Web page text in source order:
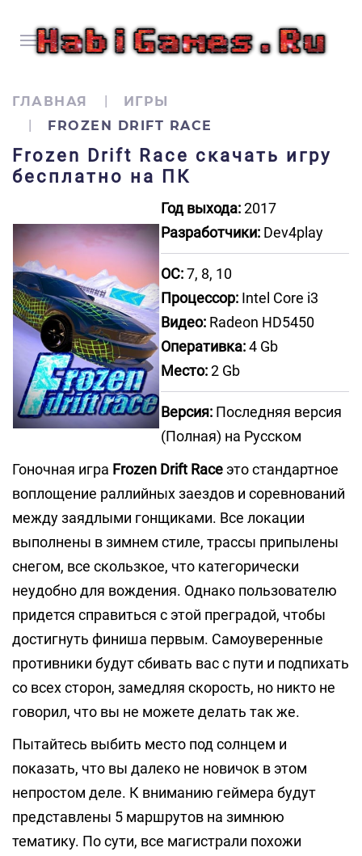
ГЛАВНАЯ
ИГРЫ
FROZEN DRIFT RACE
Frozen Drift Race скачать игру
бесплатно на ПК
Год выхода:2017
Разработчики: Dev4play
ОС:7, 8, 10
Процессор: Intel Core i3
Видео: Radeon HD5450
Оперативка:4 Gb
Место:2 Gb
Версия: Последняя версия
(Полная) на Русском
Гоночная игра Frozen Drift Race это стандартное
воплощение раллийных заездов и соревнований
между заядлыми гонщиками. Все локации
выполнены в зимнем стиле, трассы припылены
снегом, все скользкое, что категорически
неудобно для вождения. Однако пользователю
придется справиться с этой преградой, чтобы
достигнуть финиша первым. Самоуверенные
противники будут сбивать вас с пути и подпихать
со всех сторон, замедляя скорость, но никто не
говорил, что вы не можете делать так же.
Пытайтесь выбить место под солнцем и
показать, что вы далеко не новичок в этом
непростом деле. К вниманию геймера будут
представлены 5 маршрутов на зимнюю
тематику. По сути, все магистрали похожи